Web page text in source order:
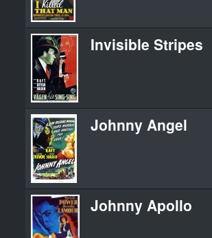
Invisible Stripes
Johnny Angel
Johnny Apollo